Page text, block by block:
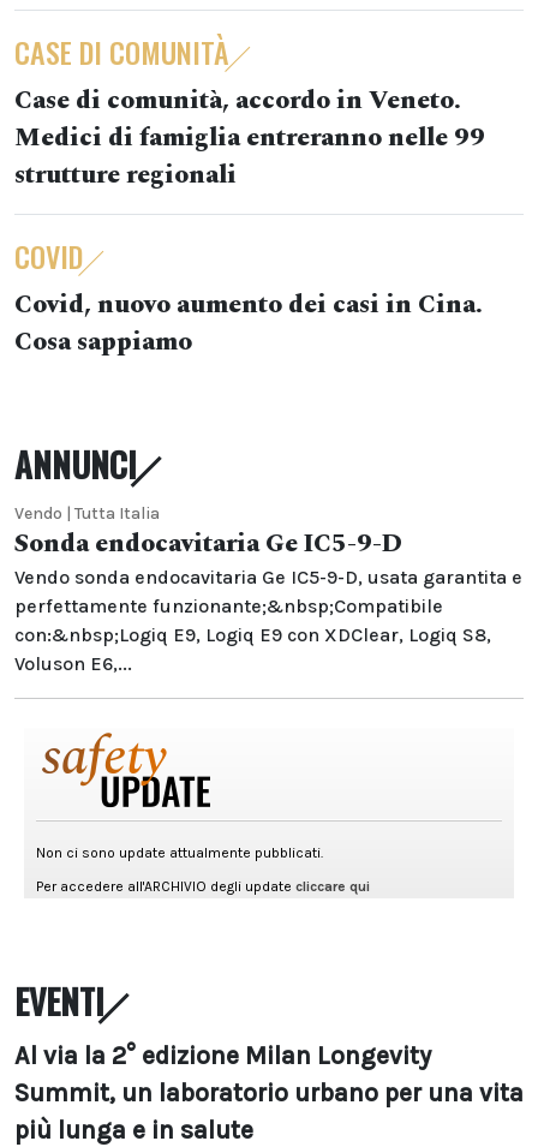
CASE DI COMUNITÀ
Case di comunità, accordo in Veneto.
Medici di famiglia entreranno nelle 99
strutture regionali
COVID
Covid, nuovo aumento dei casi in Cina.
Cosa sappiamo
ANNUNCI
Vendo | Tutta Italia
Sonda endocavitaria Ge IC5-9-D
Vendo sonda endocavitaria Ge IC5-9-D, usata garantita e
perfettamente funzionante;&nbsp;Compatibile
con:&nbsp;Logiq E9, Logiq E9 con XDClear, Logiq S8,
Voluson E6,...
EVENTI
Al via la 2° edizione Milan Longevity
Summit, un laboratorio urbano per una vita
più lunga e in salute